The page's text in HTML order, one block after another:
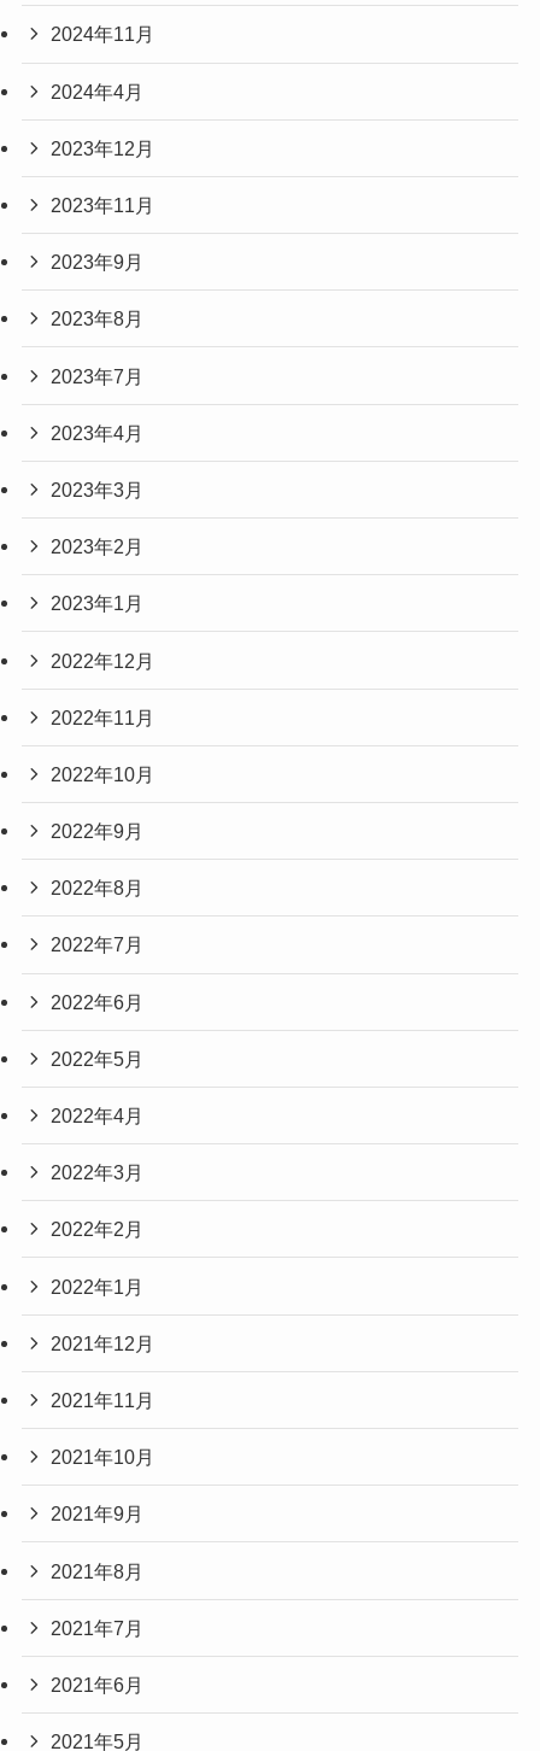
2024年11月
2024年4月
2023年12月
2023年11月
2023年9月
2023年8月
2023年7月
2023年4月
2023年3月
2023年2月
2023年1月
2022年12月
2022年11月
2022年10月
2022年9月
2022年8月
2022年7月
2022年6月
2022年5月
2022年4月
2022年3月
2022年2月
2022年1月
2021年12月
2021年11月
2021年10月
2021年9月
2021年8月
2021年7月
2021年6月
2021年5月